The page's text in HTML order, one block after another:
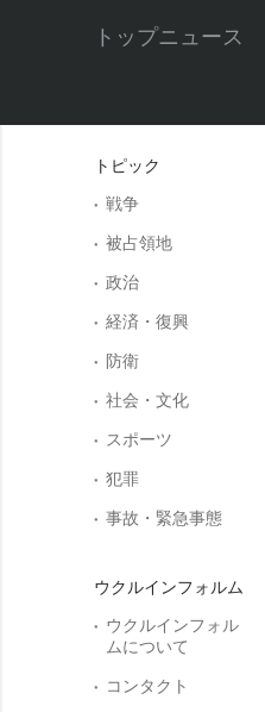
トップニュース
トピック
戦争
被占領地
政治
経済・復興
防衛
社会・文化
スポーツ
犯罪
事故・緊急事態
ウクルインフォルム
ウクルインフォル
ムについて
コンタクト